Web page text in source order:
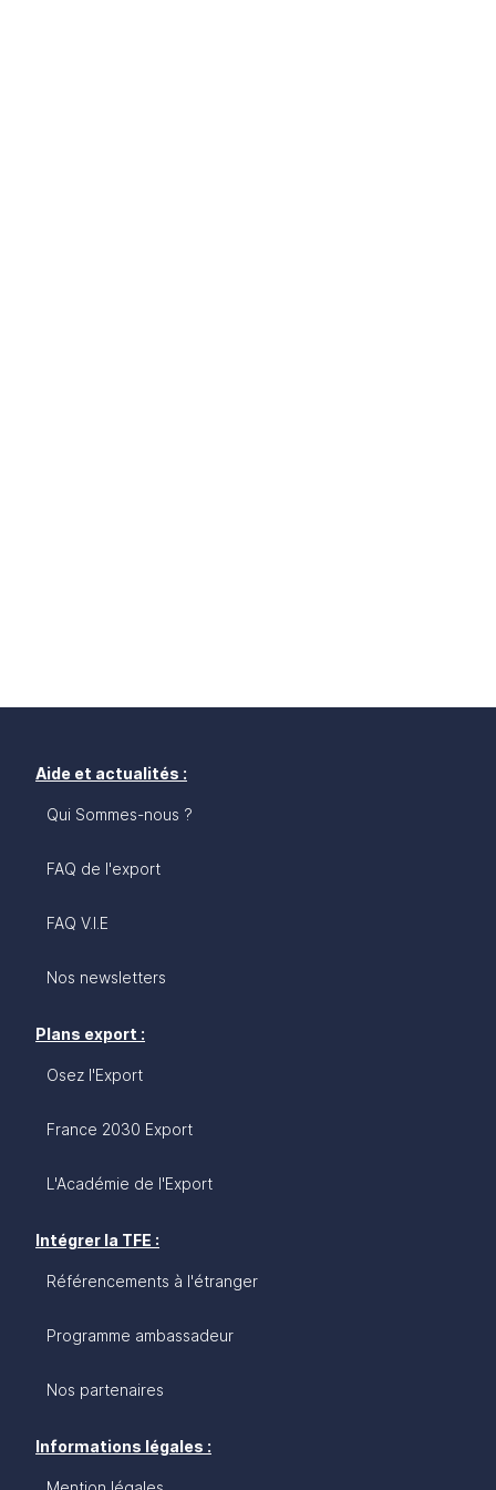
Aide et actualités :
Qui Sommes-nous ?
FAQ de l'export
FAQ V.I.E
Nos newsletters
Plans export :
Osez l'Export
France 2030 Export
L'Académie de l'Export
Intégrer la TFE :
Référencements à l'étranger
Programme ambassadeur
Nos partenaires
Informations légales :